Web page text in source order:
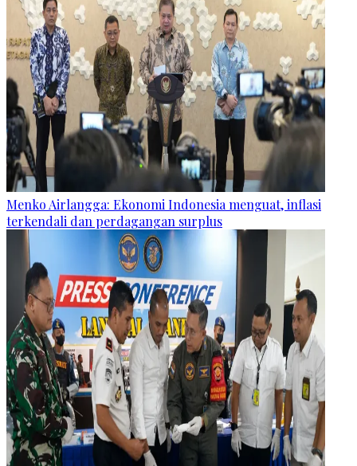
Menko Airlangga: Ekonomi Indonesia menguat, inflasi
terkendali dan perdagangan surplus